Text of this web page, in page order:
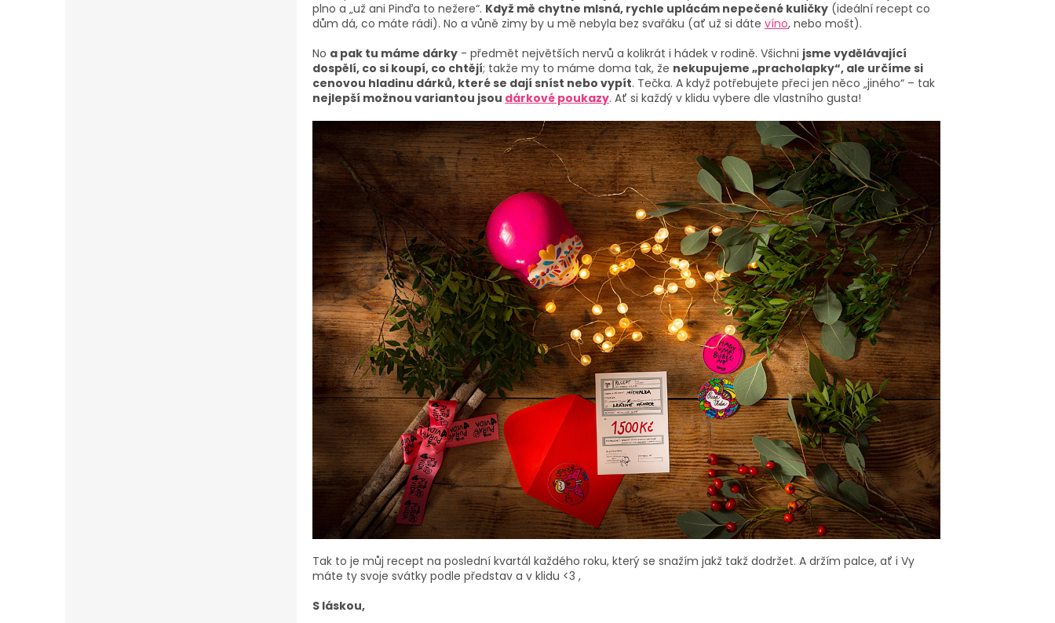
plno a „už ani Pinďa to nežere“. Když mě chytne mlsná, rychle uplácám nepečené kuličky (ideální recept co
dům dá, co máte rádi). No a vůně zimy by u mě nebyla bez svařáku (ať už si dáte víno, nebo mošt).
No a pak tu máme dárky - předmět největších nervů a kolikrát i hádek v rodině. Všichni jsme vydělávající
dospělí, co si koupí, co chtějí; takže my to máme doma tak, že nekupujeme „pracholapky“, ale určíme si
cenovou hladinu dárků, které se dají sníst nebo vypít. Tečka. A když potřebujete přeci jen něco „jiného“ – tak
nejlepší možnou variantou jsou dárkové poukazy. Ať si každý v klidu vybere dle vlastního gusta!
Tak to je můj recept na poslední kvartál každého roku, který se snažím jakž takž dodržet. A držím palce, ať i Vy
máte ty svoje svátky podle představ a v klidu <3 ,
S láskou,